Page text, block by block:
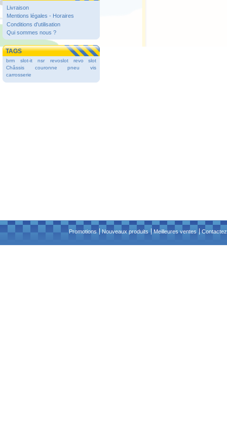
Livraison
Mentions légales - Horaires
Conditions d'utilisation
Qui sommes nous ?
TAGS
brm slot-it nsr revoslot
revo slot
Châssis
couronne pneu
vis
carrosserie
Promotions Nouveaux produits Meilleures ventes